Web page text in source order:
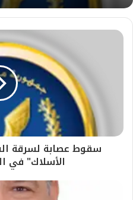
سقوط عصابة لسرقة
الأسلاك" في